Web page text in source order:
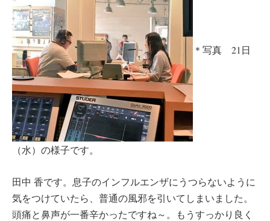
＊写真 21日
（水）の様子です。
田中 香です。息子のインフルエンザにうつらないように
気をつけていたら、普通の風邪を引いてしまいました。
頭痛と鼻声が一番辛かったですね～。もうすっかり良く